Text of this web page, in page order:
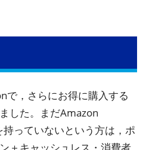
で，さらにお得に購入する
した。まだAmazon
っていないという方は，ポ